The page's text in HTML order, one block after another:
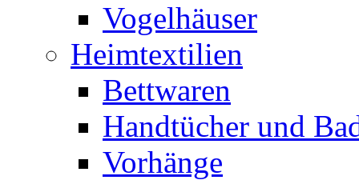
Vogelhäuser
Heimtextilien
Bettwaren
Handtücher und
Vorhänge